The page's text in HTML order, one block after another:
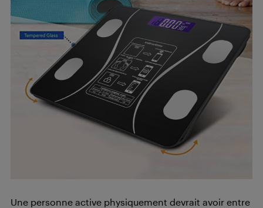
Une personne active physiquement devrait avoir entre